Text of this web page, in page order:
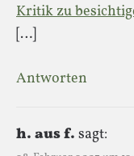
Kritik zu
[…]
Antworten
h. aus f. sagt: